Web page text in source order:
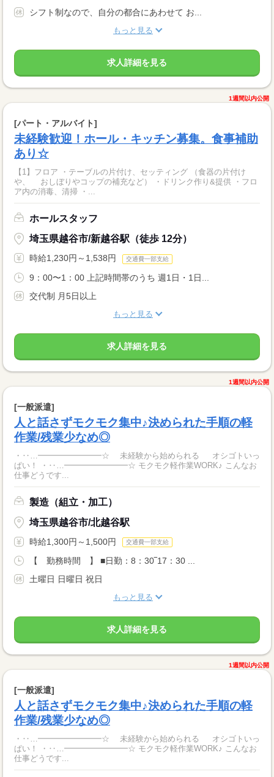
シフト制なので、自分の都合にあわせて お...
もっと見る
求人詳細を見る
1週間以内公開
[パート・アルバイト]
未経験歓迎！ホール・キッチン募集。食事補助
あり☆
【1】フロア ・テーブルの片付け、セッティング （食器の片付け
や、 おしぼりやコップの補充など） ・ドリンク作り&提供 ・フロ
ア内の消毒、清掃 ・...
ホールスタッフ
埼玉県越谷市/新越谷駅（徒歩 12分）
時給1,230円～1,538円 交通費一部支給
9：00〜1：00 上記時間帯のうち 週1日・1日...
交代制 月5日以上
もっと見る
求人詳細を見る
1週間以内公開
[一般派遣]
人と話さずモクモク集中♪決められた手順の軽
作業/残業少なめ◎
・‥…━━━━━━━━☆ 未経験から始められる オシゴトいっ
ぱい！ ・‥…━━━━━━━━☆ モクモク軽作業WORK♪ こんなお
仕事どうです...
製造（組立・加工）
埼玉県越谷市/北越谷駅
時給1,300円～1,500円 交通費一部支給
【 勤務時間 】 ■日勤：8：30‾17：30 ...
土曜日 日曜日 祝日
もっと見る
求人詳細を見る
1週間以内公開
[一般派遣]
人と話さずモクモク集中♪決められた手順の軽
作業/残業少なめ◎
・‥…━━━━━━━━☆ 未経験から始められる オシゴトいっ
ぱい！ ・‥…━━━━━━━━☆ モクモク軽作業WORK♪ こんなお
仕事どうです...